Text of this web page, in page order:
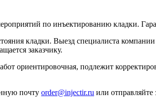
по инъектированию кладки.
кладки. Выезд специалиста
заказчику.
ориентировочная, подлежит
почту order@injectir.ru или отправляйте